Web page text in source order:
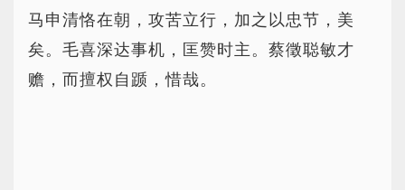
马申清恪在朝，攻苦立行，加之以忠节，美
矣。毛喜深达事机，匡赞时主。蔡徵聪敏才
赡，而擅权自踬，惜哉。